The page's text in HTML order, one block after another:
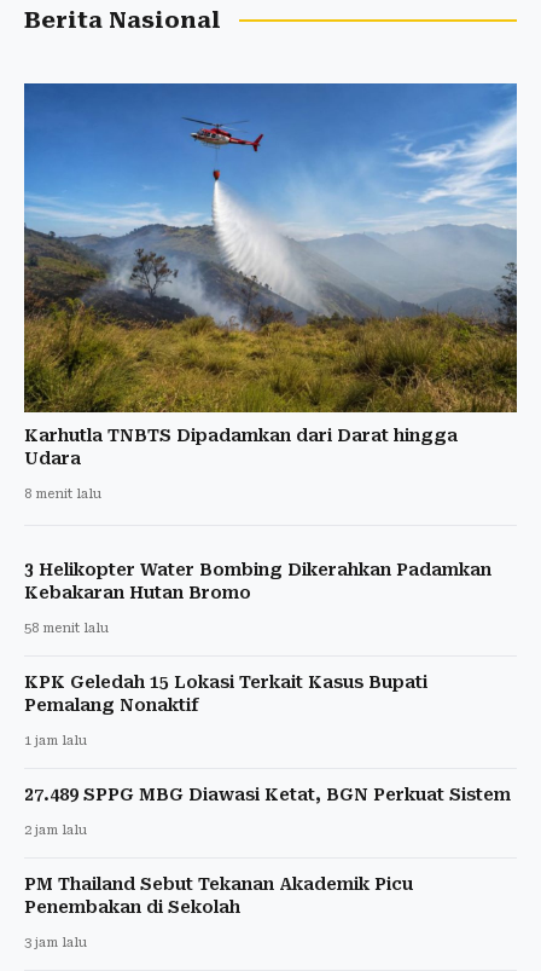
Berita Nasional
Karhutla TNBTS Dipadamkan dari Darat hingga
Udara
8 menit lalu
3 Helikopter Water Bombing Dikerahkan Padamkan
Kebakaran Hutan Bromo
58 menit lalu
KPK Geledah 15 Lokasi Terkait Kasus Bupati
Pemalang Nonaktif
1 jam lalu
27.489 SPPG MBG Diawasi Ketat, BGN Perkuat Sistem
2 jam lalu
PM Thailand Sebut Tekanan Akademik Picu
Penembakan di Sekolah
3 jam lalu